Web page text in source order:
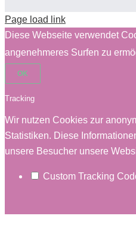
Page load link
Diese Webseite verwendet
angenehmeres Surfen zu
OK
Tracking
Wir nutzen Cookies zur
Statistiken. Diese
unsere Besucher unsere
Custom Tracking